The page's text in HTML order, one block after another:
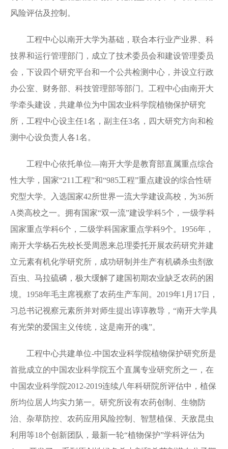
风险评估及控制。
工程中心以南开大学为基础，联合本行业产业界、科
技界和运行管理部门，成立了技术委员会和建设管理委员
会，下设四个研究平台和一个公共检测中心，并设立行政
办公室、财务部、科技管理部等部门。 工程中心由南开大
学牵头建设，共建单位为中国农业科学院植物保护研究
所，工程中心设主任1名，副主任3名，四大研究方向和检
测中心设负责人各1名。
工程中心依托单位—南开大学是教育部直属重点综合
性大学，国家“211 工程”和“985工程”重点建设的综合性研
究型大学。入选国家42所世界一流大学建设高校，为36所
A类高校之一。拥有国家“双一流”建设学科5个，一级学科
国家重点学科6个，二级学科国家重点学科9个。 1956年，
南开大学杨石先校长受周恩来总理委托开展农药研究并建
立元素有机化学研究所，成功研制并生产有机磷杀虫剂敌
百虫、马拉硫磷，极大缓解了建国初期农业缺乏农药的困
境。 1958年毛主席视察了农药生产车间。 2019年1 月 17日，
习总书记视察元素所并对师生提出谆谆教导， “南开大学具
有光荣的爱国主义传统，这是南开的魂”。
工程中心共建单位-中国农业科学院植物保护研究所是
首批成立的中国农业科学院五个直属专业研究所之一，在
中国农业科学院2012-2019连续八年科研院所评估中，植保
所均位居人均实力第一。研究所设有农药创制、生物防
治、杂草防控、农药应用风险控制、智慧植保、天敌昆虫
利用等18个创新团队，最新一轮“植物保护”学科评估为